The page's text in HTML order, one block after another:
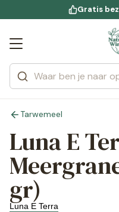
Jouw
voor
Gratis
Zoeken Bekijk
Tarwemeel
Luna E
gr)
Luna E Terra